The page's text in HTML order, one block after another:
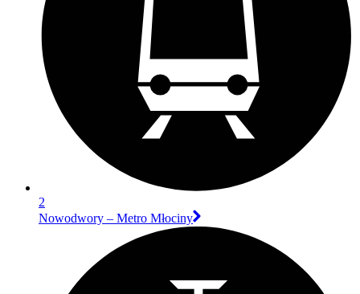
2
Nowodwory – Metro Młociny